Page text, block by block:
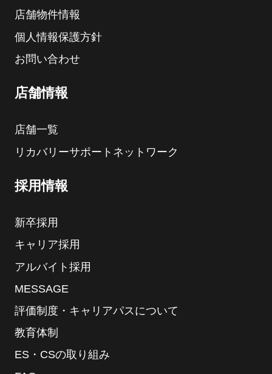
店舗物件情報
個人情報保護方針
お問い合わせ
店舗情報
店舗一覧
リカバリーサポートネットワーク
採用情報
新卒採用
キャリア採用
アルバイト採用
MESSAGE
評価制度・キャリアパスについて
教育体制
ES・CSの取り組み